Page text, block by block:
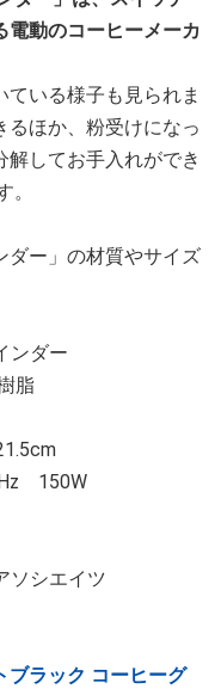
電動のコーヒーメーカ
いる様子も見られま
ほか、粉受けになっ
してお手入れができ
。
ダー」の材質やサイズ
ンダー
脂
150W
ソシエイツ
ラック コーヒーグ